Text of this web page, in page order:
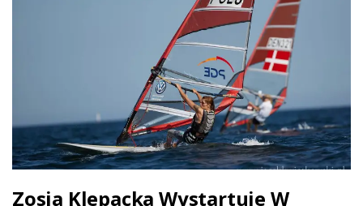
Zosia Klepacka Wystartuje W